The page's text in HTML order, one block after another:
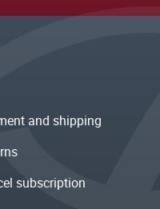
and shipping
subscription